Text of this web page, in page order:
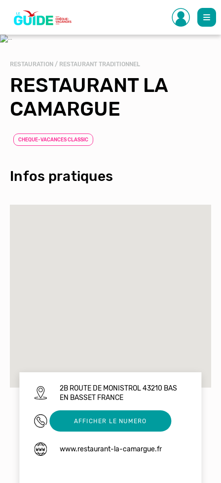
contenu
principal
RESTAURATION / RESTAURANT TRADITIONNEL
RESTAURANT LA
CAMARGUE
CHEQUE-VACANCES CLASSIC
Infos pratiques
2B ROUTE DE MONISTROL 43210 BAS
EN BASSET FRANCE
0471669705
AFFICHER LE NUMERO
www.restaurant-la-camargue.fr